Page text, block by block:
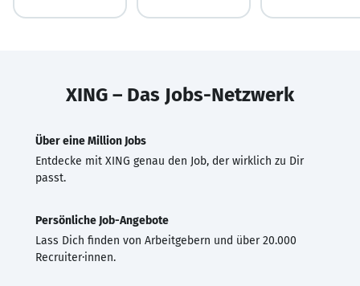
XING – Das Jobs-Netzwerk
Über eine Million Jobs
Entdecke mit XING genau den Job, der wirklich zu Dir
passt.
Persönliche Job-Angebote
Lass Dich finden von Arbeitgebern und über 20.000
Recruiter·innen.